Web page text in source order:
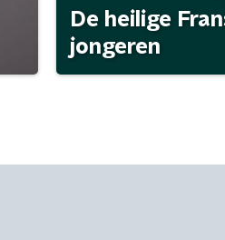
De heilige
jongeren